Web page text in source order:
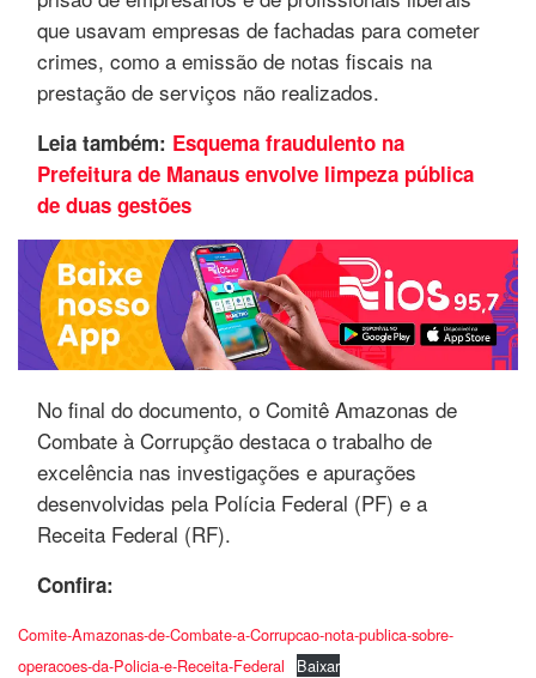
que usavam empresas de fachadas para cometer
crimes, como a emissão de notas fiscais na
prestação de serviços não realizados.
Leia também: Esquema fraudulento na
Prefeitura de Manaus envolve limpeza pública
de duas gestões
No final do documento, o Comitê Amazonas de
Combate à Corrupção destaca o trabalho de
excelência nas investigações e apurações
desenvolvidas pela Polícia Federal (PF) e a
Receita Federal (RF).
Confira:
Comite-Amazonas-de-Combate-a-Corrupcao-nota-publica-sobre-
operacoes-da-Policia-e-Receita-Federal
Baixar